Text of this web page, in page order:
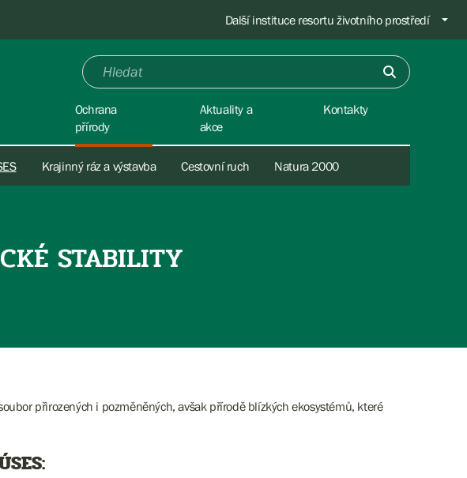
Další instituce resortu životního prostředí
Ochrana
přírody
Krajinný ráz a výstavba Cestovní ruch Natura 2000
Aktuality a
akce
Kontakty
STABILITY
přirozených i pozměněných, avšak přírodě blízkých ekosystémů, které